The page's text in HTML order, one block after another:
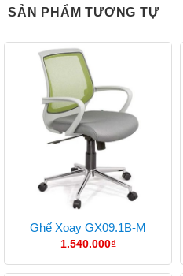
SẢN PHẨM TƯƠNG TỰ
Ghế Xoay GX09.1B-M
1.540.000₫